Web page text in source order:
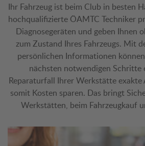
Ihr Fahrzeug ist beim Club in besten
hochqualifizierte ÖAMTC Techniker
Diagnosegeräten und geben Ihnen
zum Zustand Ihres Fahrzeugs. Mit
persönlichen Informationen
nächsten notwendigen Schritte
Reparaturfall Ihrer Werkstätte
somit Kosten sparen. Das bringt
Werkstätten, beim Fahrzeugkauf